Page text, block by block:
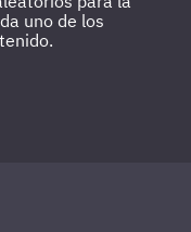
uno de los